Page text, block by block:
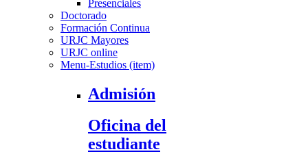
Presenciales
Doctorado
Formación Continua
URJC Mayores
URJC online
Menu-Estudios (item)
Admisión
Oficina del
estudiante